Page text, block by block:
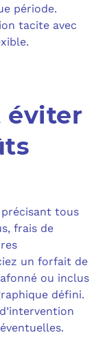
période.
tacite avec
éviter
tous
frais de
un forfait de
ou inclus
défini.